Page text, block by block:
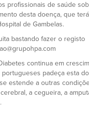
profissionais de saúde
desta doença, que
de Gambelas.
bastando fazer o registo
continua em
padeça esta
estende a outras
a cegueira, a